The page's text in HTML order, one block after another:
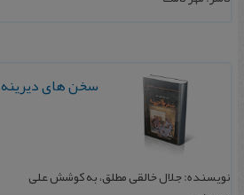
سخن‌ های دیرینه
نویسنده: جلال خالقی مطلق، به کوشش علی